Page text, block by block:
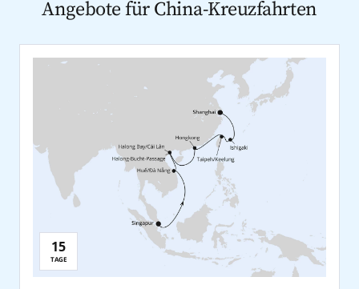
Angebote für China-Kreuzfahrten
Reisedauer:
15
TAGE